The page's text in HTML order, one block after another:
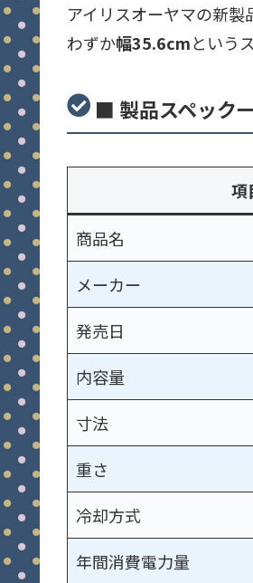
アイリスオーヤマの新製
わずか幅35.6cmという
■ 製品スペック
項
商品名
メーカー
発売日
内容量
寸法
重さ
冷却方式
年間消費電力量